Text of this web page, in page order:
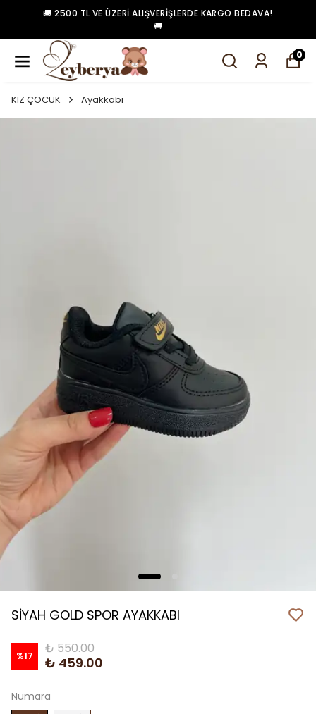
🚚 2500 TL VE ÜZERI ALIŞVERIŞLERDE KARGO BEDAVA!
🚚
0
KIZ ÇOCUK Ayakkabı
SİYAH GOLD SPOR AYAKKABI
%17 ₺ 550.00
₺ 459.00
Numara